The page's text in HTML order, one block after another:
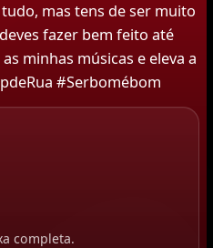
mas tens de ser muito
fazer bem feito até
minhas músicas e eleva a
#Serbomébom
completa.